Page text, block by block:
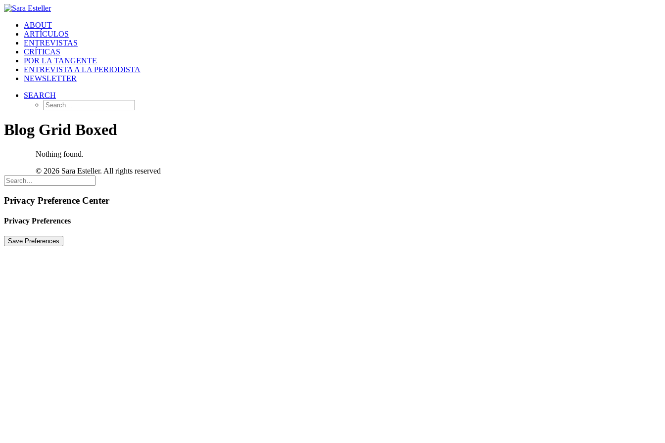
ABOUT
ARTÍCULOS
ENTREVISTAS
CRÍTICAS
POR LA TANGENTE
ENTREVISTA A LA PERIODISTA
NEWSLETTER
SEARCH
Blog Grid Boxed
Nothing found.
© 2026 Sara Esteller. All rights reserved
Privacy Preference Center
Privacy Preferences